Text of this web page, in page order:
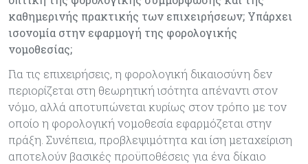
καθημερινής πρακτικής των επιχειρήσεων; Υπάρχει
ισονομία στην εφαρμογή της φορολογικής
νομοθεσίας;
Για τις επιχειρήσεις, η φορολογική δικαιοσύνη δεν
περιορίζεται στη θεωρητική ισότητα απέναντι στον
νόμο, αλλά αποτυπώνεται κυρίως στον τρόπο με τον
οποίο η φορολογική νομοθεσία εφαρμόζεται στην
πράξη. Συνέπεια, προβλεψιμότητα και ίση μεταχείριση
αποτελούν βασικές προϋποθέσεις για ένα δίκαιο